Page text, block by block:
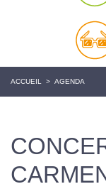
ACCUEIL > AGENDA